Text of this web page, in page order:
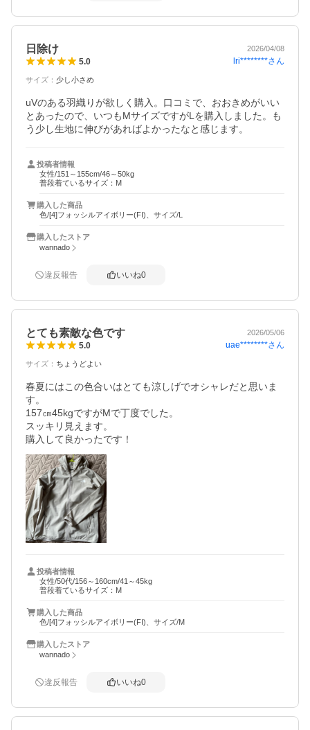
日除け 2026/04/08
5.0 lri********さん
サイズ ： 少し小さめ
uVのある羽織りが欲しく購入。口コミで、おおきめがいい
とあったので、いつもMサイズですがLを購入しました。も
う少し生地に伸びがあればよかったなと感じます。
投稿者情報
女性/151～155cm/46～50kg
普段着ているサイズ：M
購入した商品
色/[4]フォッシルアイボリー(FI)、サイズ/L
購入したストア
wannado
違反報告 いいね0
とても素敵な色です 2026/05/06
5.0 uae********さん
サイズ ： ちょうどよい
春夏にはこの色合いはとても涼しげでオシャレだと思いま
す。
157㎝45kgですがMで丁度でした。
スッキリ見えます。
購入して良かったです！
投稿者情報
女性/50代/156～160cm/41～45kg
普段着ているサイズ：M
購入した商品
色/[4]フォッシルアイボリー(FI)、サイズ/M
購入したストア
wannado
違反報告 いいね0